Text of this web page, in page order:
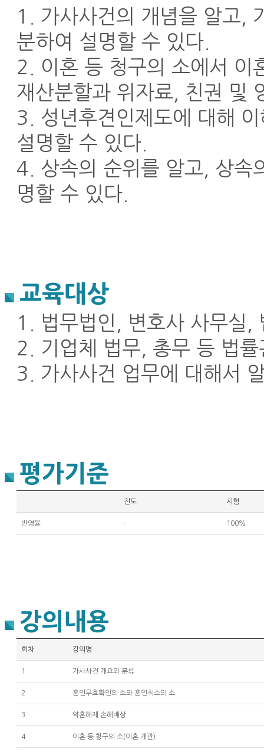
1. 가사사건의 개념을 알고,
분하여 설명할 수 있다.
2. 이혼 등 청구의 소에서 이
재산분할과 위자료, 친권 및
3. 성년후견인제도에 대해
설명할 수 있다.
4. 상속의 순위를 알고, 상속
명할 수 있다.
교육대상
1. 법무법인, 변호사 사무실,
2. 기업체 법무, 총무 등 법
3. 가사사건 업무에 대해서
평가기준
진도 시험
반영율 - 100%
강의내용
회차 강의명
1 가사사건 개요와 분류
2 혼인무효확인의 소와 혼인취소의 소
3 약혼해제 손해배상
4 이혼 등 청구의 소(이혼 개관)